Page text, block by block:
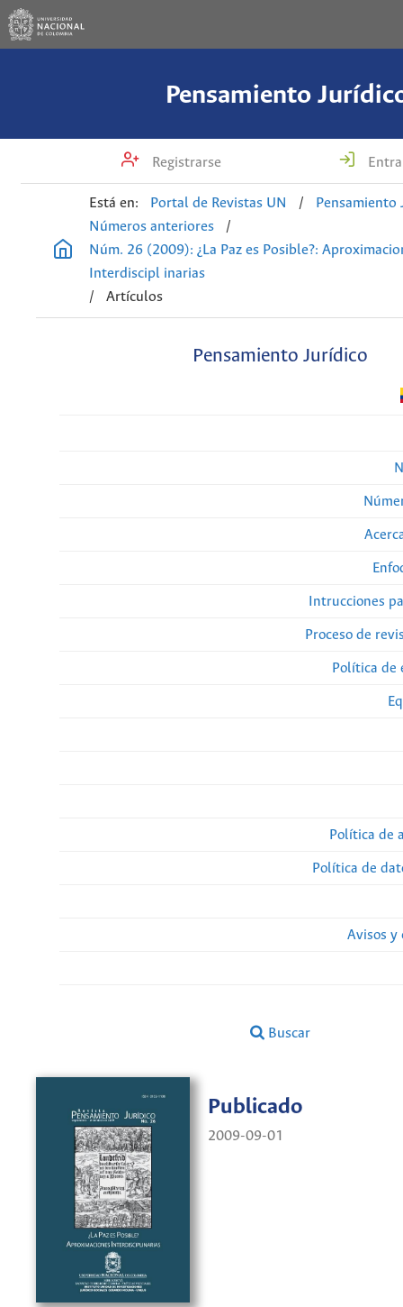
Pensamiento
Registrarse
Está en: Portal de Revistas UN /
Pensamiento
Números anteriores
/
Núm. 26 (2009): ¿La Paz es Posible?:
Interdiscipl inarias
/
Artículos
Pensamiento Jurídico
Intrucciones
Proceso de
Política
Política de
Política de
Avisos y
Buscar
Publicado
2009-09-01